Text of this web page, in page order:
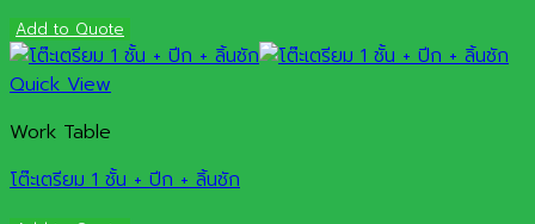
Add to Quote
Quick View
Work Table
โต๊ะเตรียม 1 ชั้น + ปีก + ลิ้นชัก